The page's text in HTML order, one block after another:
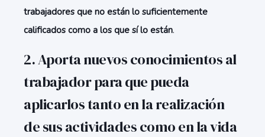
trabajadores que no están lo suficientemente
calificados como a los que sí lo están.
2. Aporta nuevos conocimientos al
trabajador para que pueda
aplicarlos tanto en la realización
de sus actividades como en la vida